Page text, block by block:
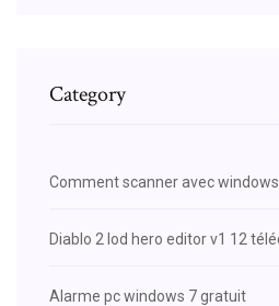
Category
Comment scanner avec
Diablo 2 lod hero editor v1 12
Alarme pc windows 7 gratuit